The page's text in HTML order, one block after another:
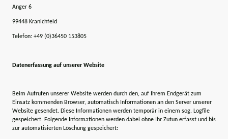
Anger 6
99448 Kranichfeld
Telefon: +49 (0)36450 153805
Datenerfassung auf unserer Website
Beim Aufrufen unserer Website werden durch den, auf Ihrem Endgerät zum
Einsatz kommenden Browser, automatisch Informationen an den Server unserer
Website gesendet. Diese Informationen werden temporär in einem sog. Logfile
gespeichert. Folgende Informationen werden dabei ohne Ihr Zutun erfasst und bis
zur automatisierten Löschung gespeichert: